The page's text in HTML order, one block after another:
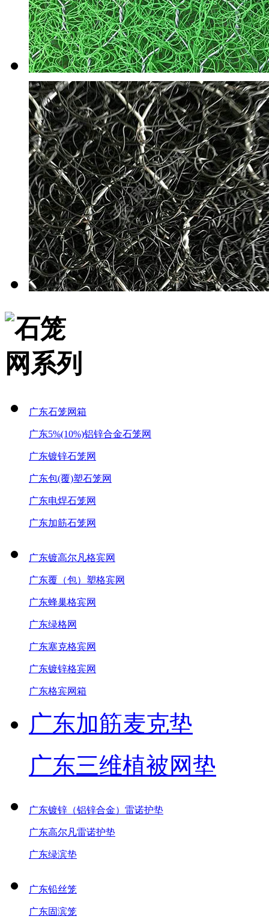
广东石笼网箱
广东5%(10%)铝锌合金石笼网
广东镀锌石笼网
广东包(覆)塑石笼网
广东电焊石笼网
广东加筋石笼网
广东镀高尔凡格宾网
广东覆（包）塑格宾网
广东蜂巢格宾网
广东绿格网
广东塞克格宾网
广东镀锌格宾网
广东格宾网箱
广东加筋麦克垫
广东三维植被网垫
广东镀锌（铝锌合金）雷诺护垫
广东高尔凡雷诺护垫
广东绿滨垫
广东铅丝笼
广东固滨笼